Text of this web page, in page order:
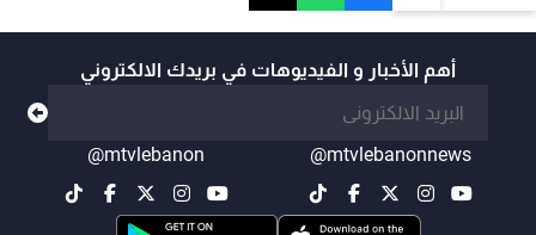
أهم الأخبار و الفيديوهات في بريدك الالكتروني
@mtvlebanonnews
@mtvlebanon